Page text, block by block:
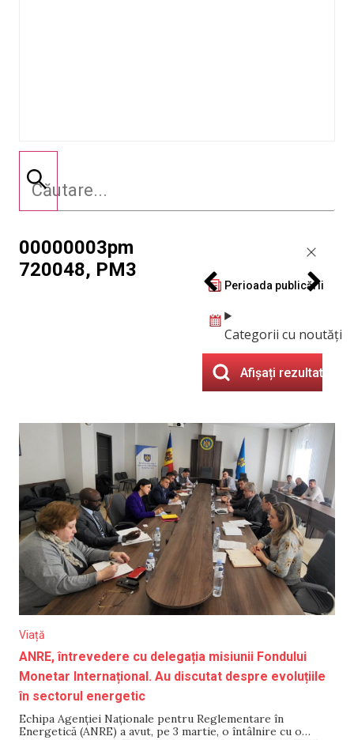
00000003pm
720048, PM3
Perioada publicării
Categorii cu noutăți
Afișați rezultatele
Viață
ANRE, întrevedere cu delegația misiunii Fondului
Monetar Internațional. Au discutat despre evoluțiile
în sectorul energetic
Echipa Agenției Naționale pentru Reglementare în
Energetică (ANRE) a avut, pe 3 martie, o întâlnire cu o